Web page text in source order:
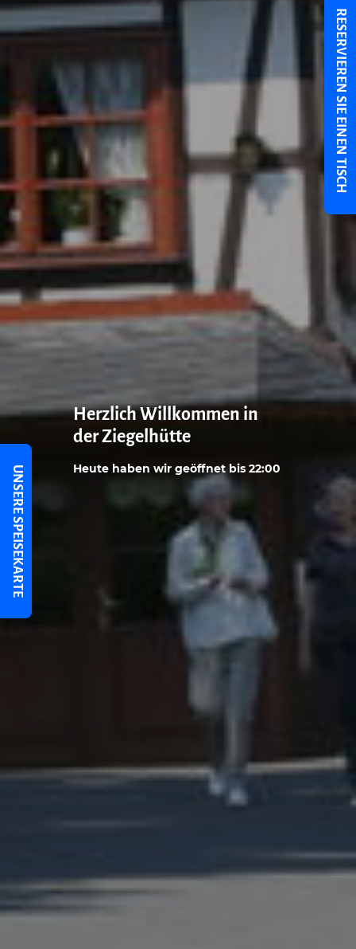
Herzlich Willkommen in
der Ziegelhütte
Heute haben wir geöffnet bis 22:00
UNSERE SPEISEKARTE
RESERVIEREN SIE EINEN TISCH